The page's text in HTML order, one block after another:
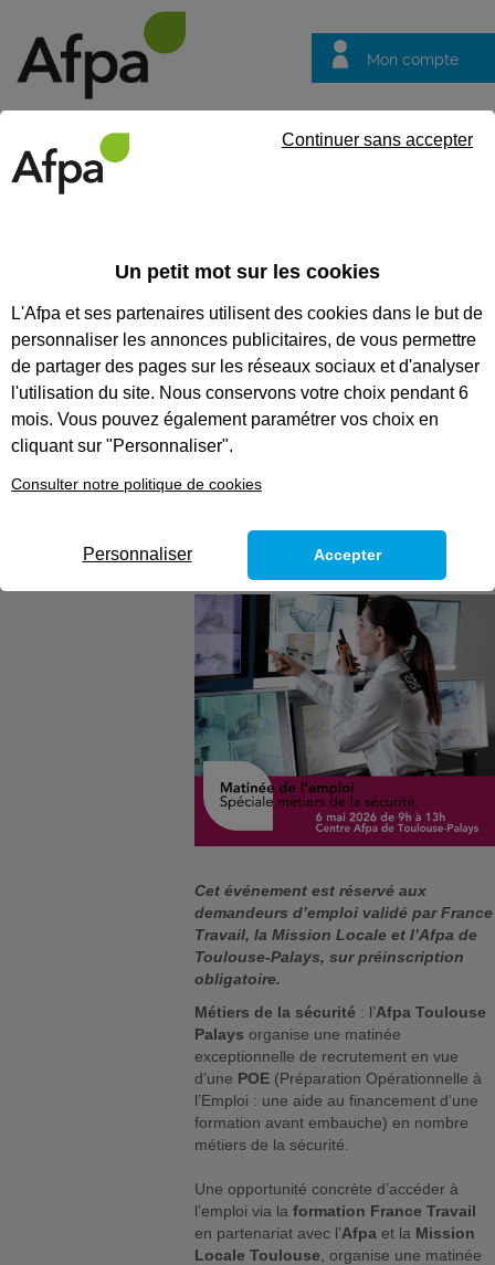
Mon compte
questions
Fil info
La matinée de
l'emploi, spéciale
métiers de la
sécurité à l'Afpa de
Toulouse-Palays
Cet événement est réservé aux
demandeurs d’emploi validé par France
Travail, la Mission Locale et l’Afpa de
Toulouse-Palays, sur préinscription
obligatoire.
Métiers de la sécurité : l’Afpa Toulouse
Palays organise une matinée
exceptionnelle de recrutement en vue
d’une POE (Préparation Opérationnelle à
l’Emploi : une aide au financement d’une
formation avant embauche) en nombre
métiers de la sécurité.
Une opportunité concrète d’accéder à
l’emploi via laformation France Travail
en partenariat avec l’Afpa et la Mission
Locale Toulouse , organise une matinée
Un petit mot sur les cookies
L'Afpa et ses partenaires utilisent des cookies dans le but de
personnaliser les annonces publicitaires, de vous permettre
de partager des pages sur les réseaux sociaux et d'analyser
l'utilisation du site. Nous conservons votre choix pendant 6
mois. Vous pouvez également paramétrer vos choix en
cliquant sur "Personnaliser".
Consulter notre politique de cookies
Continuer sans accepter
Personnaliser Accepter